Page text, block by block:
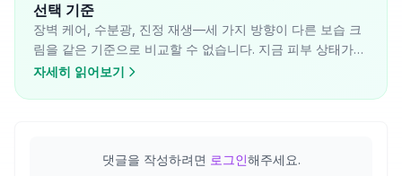
선택 기준
장벽 케어, 수분광, 진정 재생—세 가지 방향이 다른 보습 크
림을 같은 기준으로 비교할 수 없습니다. 지금 피부 상태가
어디에 해당하는지에 따라 선택 결과가 달라집니다.
자세히 읽어보기
댓글을 작성하려면 로그인해주세요.